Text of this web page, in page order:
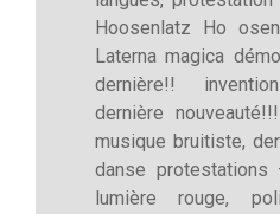
Hoosenlatz Ho
Laterna magica
dernière!!
dernière
musique bruitiste,
danse
lumière rouge,